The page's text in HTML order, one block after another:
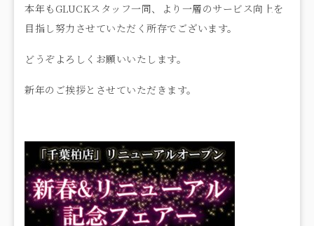
本年もGLUCKスタッフ一同、より一層のサービス向上を
目指し努力させていただく所存でございます。
どうぞよろしくお願いいたします。
新年のご挨拶とさせていただきます。